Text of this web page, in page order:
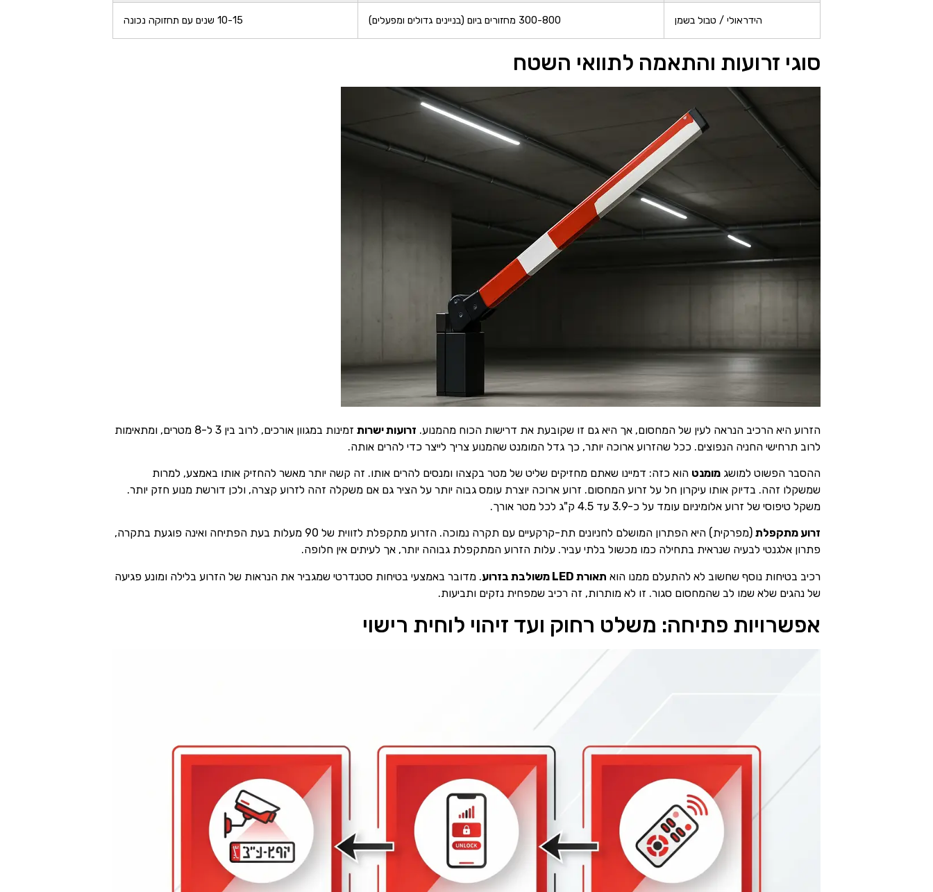
הידראולי / טבול בשמן 300-800 מחזורים ביום (בניינים גדולים ומפעלים) 10-15 שנים עם תחזוקה נכונה
סוגי זרועות והתאמה לתוואי השטח
הזרוע היא הרכיב הנראה לעין של המחסום, אך היא גם זו שקובעת את דרישות הכוח מהמנוע. זרועות ישרות
זמינות במגוון אורכים, לרוב בין 3 ל-8 מטרים, ומתאימות
לרוב תרחישי החניה הנפוצים. ככל שהזרוע ארוכה יותר, כך גדל המומנט שהמנוע צריך לייצר כדי להרים אותה.
ההסבר הפשוט למושג מומנט הוא כזה: דמיינו שאתם מחזיקים שליט של מטר בקצהו ומנסים להרים אותו. זה קשה יותר מאשר להחזיק אותו באמצע, למרות
שמשקלו זהה. בדיוק אותו עיקרון חל על זרוע המחסום. זרוע ארוכה יוצרת עומס גבוה יותר על הציר גם אם משקלה זהה לזרוע קצרה, ולכן דורשת מנוע חזק יותר.
משקל טיפוסי של זרוע אלומיניום עומד על כ-3.9 עד 4.5 ק"ג לכל מטר אורך.
זרוע מתקפלת
(מפרקית) היא הפתרון המושלם לחניונים תת-קרקעיים עם תקרה נמוכה. הזרוע מתקפלת לזווית של 90 מעלות בעת הפתיחה ואינה פוגעת בתקרה,
פתרון אלגנטי לבעיה שנראית בתחילה כמו מכשול בלתי עביר. עלות הזרוע המתקפלת גבוהה יותר, אך לעיתים אין חלופה.
רכיב בטיחות נוסף שחשוב לא להתעלם ממנו הוא תאורת LED משולבת בזרוע
. מדובר באמצעי בטיחות סטנדרטי שמגביר את הנראות של הזרוע בלילה ומונע פגיעה
של נהגים שלא שמו לב שהמחסום סגור. זו לא מותרות, זה רכיב שמפחית נזקים ותביעות.
אפשרויות פתיחה: משלט רחוק ועד זיהוי לוחית רישוי